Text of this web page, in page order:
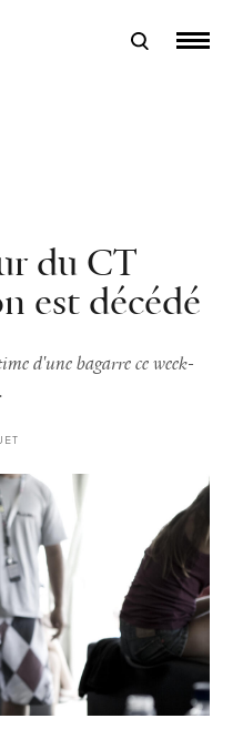
du CT
est décédé
d'une bagarre ce week-